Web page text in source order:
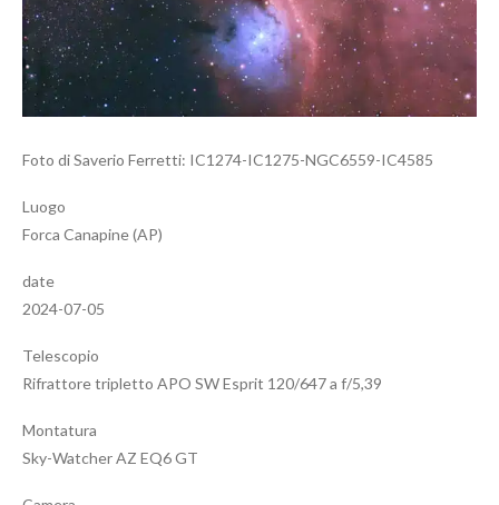
Foto di Saverio Ferretti: IC1274-IC1275-NGC6559-IC4585
Luogo
Forca Canapine (AP)
date
2024-07-05
Telescopio
Rifrattore tripletto APO SW Esprit 120/647 a f/5,39
Montatura
Sky-Watcher AZ EQ6 GT